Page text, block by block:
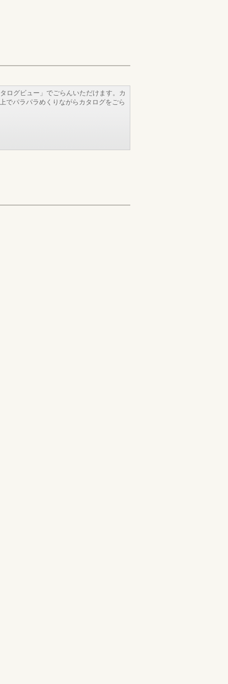
ログビュー」でごらんいただけます。カ
でパラパラめくりながらカタログをごら